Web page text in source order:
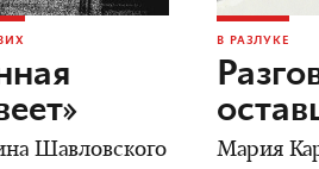
Шавловского
В РАЗЛУКЕ
Мария